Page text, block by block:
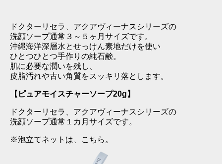
ドクターリセラ、アクアヴィーナスシリーズの
洗顔ソープ通常３～５ヶ月サイズです。
沖縄海洋深層水とせっけん素地だけを使い
ひとつひとつ手作りの純石鹸。
肌に必要な潤いを残し、
皮脂汚れや古い角質をスッキリ落とします。
【ピュアモイスチャーソープ20g】
ドクターリセラ、アクアヴィーナスシリーズの
洗顔ソープ通常１カ月サイズです。
※泡立てネットは、こちら。